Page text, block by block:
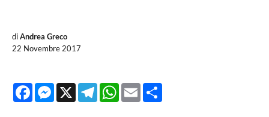
diAndrea Greco
22 Novembre 2017
FacebookMessenger
X TelegramWhatsApp
Email